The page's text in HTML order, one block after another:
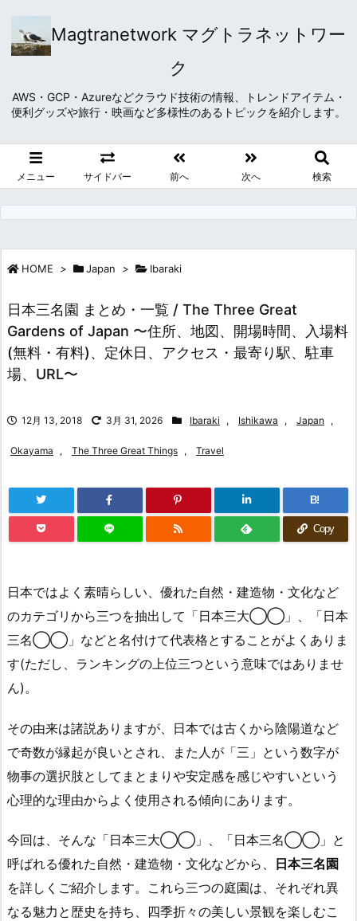
Magtranetwork マグトラネットワー
ク
AWS・GCP・Azureなどクラウド技術の情報、トレンドアイテム・
便利グッズや旅行・映画など多様性のあるトピックを紹介します。
メニュー サイドバー 前へ 次へ 検索
HOME > Japan > Ibaraki
日本三名園 まとめ・一覧 / The Three Great
Gardens of Japan 〜住所、地図、開場時間、入場料
(無料・有料)、定休日、アクセス・最寄り駅、駐車
場、URL〜
12月 13, 2018 3月 31, 2026 Ibaraki , Ishikawa , Japan ,
Okayama , The Three Great Things , Travel
B!
Copy
日本ではよく素晴らしい、優れた自然・建造物・文化など
のカテゴリから三つを抽出して「日本三大◯◯」、「日本
三名◯◯」などと名付けて代表格とすることがよくありま
す(ただし、ランキングの上位三つという意味ではありませ
ん)。
その由来は諸説ありますが、日本では古くから陰陽道など
で奇数が縁起が良いとされ、また人が「三」という数字が
物事の選択肢としてまとまりや安定感を感じやすいという
心理的な理由からよく使用される傾向にあります。
今回は、そんな「日本三大◯◯」、「日本三名◯◯」と
呼ばれる優れた自然・建造物・文化などから、
日本三名園
を詳しくご紹介します。これら三つの庭園は、それぞれ異
なる魅力と歴史を持ち、四季折々の美しい景観を楽しむこ